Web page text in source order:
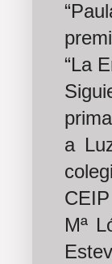
“La
a
Mª